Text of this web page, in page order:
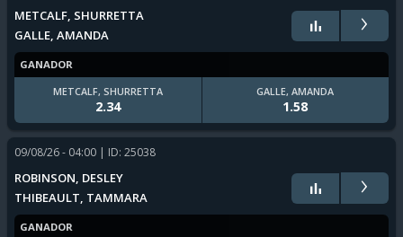
METCALF, SHURRETTA
GALLE, AMANDA
›
GANADOR
METCALF, SHURRETTA
2.34
GALLE, AMANDA
1.58
09/08/26 - 04:00 | ID: 25038
ROBINSON, DESLEY
THIBEAULT, TAMMARA
›
GANADOR